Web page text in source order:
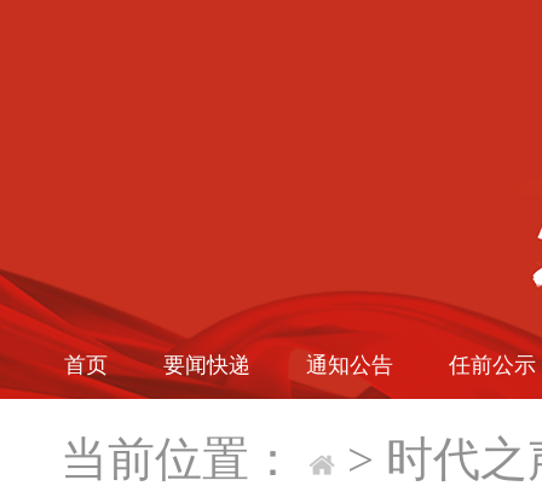
首页 要闻快递 通知公告 任前公示
当前位置： > 时代之